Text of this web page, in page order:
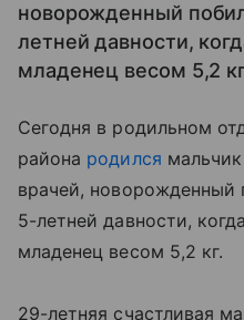
новорожденный
летней давности,
младенец весом 5,2
Сегодня в родильном
района родился
врачей, новорожденный
5-летней давности,
младенец весом 5,2 кг.
29-летняя счастливая